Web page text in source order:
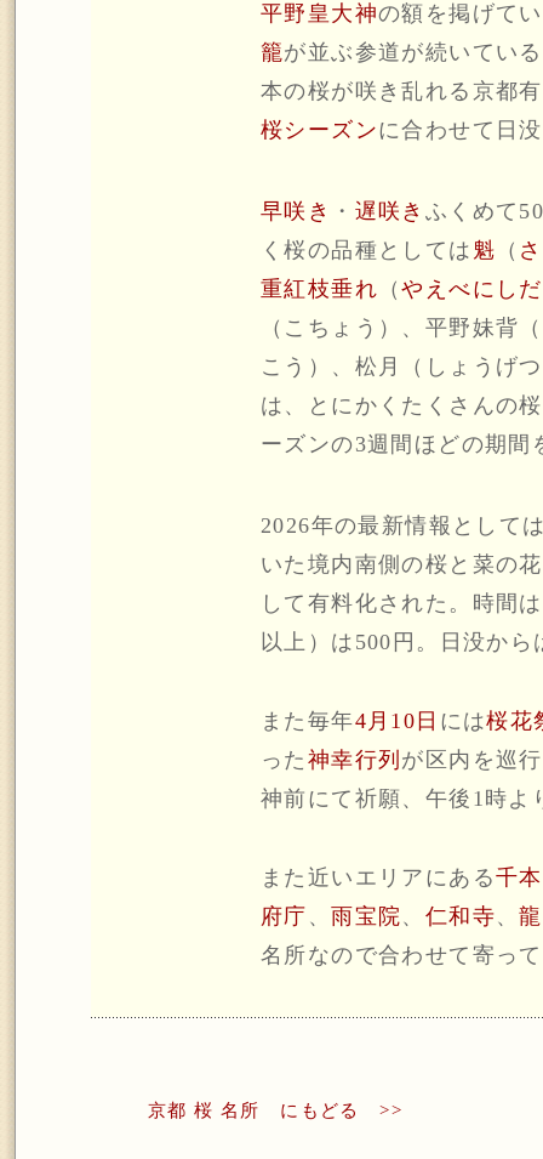
平野皇大神の額を掲げて
籠が並ぶ参道が続いてい
本の桜が咲き乱れる京都
桜シーズンに合わせて日
早咲き ・ 遅咲き ふくめて
く桜の品種としては 魁 （
重紅枝垂れ （やえべにし
（こちょう）、平野妹背
こう）、松月（しょうげ
は、とにかくたくさんの
ーズンの3週間ほどの期間
2026年の最新情報として
いた境内南側の桜と菜の
して有料化された。時間
以上）は500円。日没から
また毎年4月10日 には桜花
った 神幸行列 が区内を巡
神前にて祈願、午後1時よ
また近いエリアにある千
府庁 、 雨宝院、 仁和寺、
名所なので合わせて寄っ
京都 桜 名所 にもどる >>